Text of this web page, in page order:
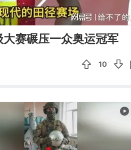
03:08
赛碾压一众奥运冠军
10